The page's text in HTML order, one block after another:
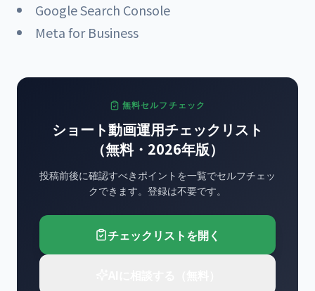
Google Search Console
Meta for Business
無料セルフチェック
ショート動画運用チェックリスト
（無料・2026年版）
投稿前後に確認すべきポイントを一覧でセルフチェッ
クできます。登録は不要です。
チェックリストを開く